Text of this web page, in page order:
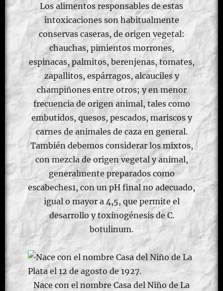
Los alimentos responsables de estas
intoxicaciones son habitualmente
conservas caseras, de origen vegetal:
chauchas, pimientos morrones,
espinacas, palmitos, berenjenas, tomates,
zapallitos, espárragos, alcauciles y
champiñones entre otros; y en menor
frecuencia de origen animal, tales como
embutidos, quesos, pescados, mariscos y
carnes de animales de caza en general.
También debemos considerar los mixtos,
con mezcla de origen vegetal y animal,
generalmente preparados como
escabeches1, con un pH final no adecuado,
igual o mayor a 4,5, que permite el
desarrollo y toxinogénesis de C.
botulinum.
Nace con el nombre Casa del Niño de La